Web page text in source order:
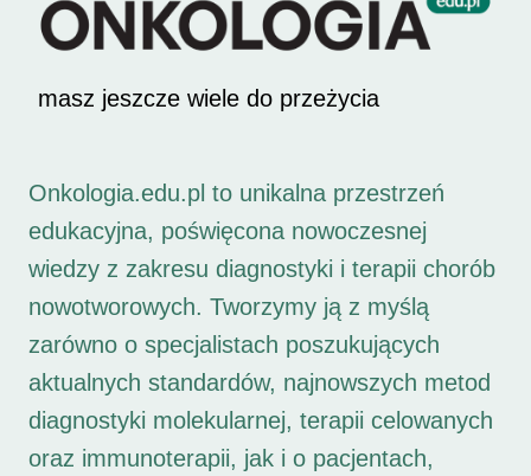
masz jeszcze wiele do przeżycia
Onkologia.edu.pl to unikalna przestrzeń
edukacyjna, poświęcona nowoczesnej
wiedzy z zakresu diagnostyki i terapii chorób
nowotworowych. Tworzymy ją z myślą
zarówno o specjalistach poszukujących
aktualnych standardów, najnowszych metod
diagnostyki molekularnej, terapii celowanych
oraz immunoterapii, jak i o pacjentach,